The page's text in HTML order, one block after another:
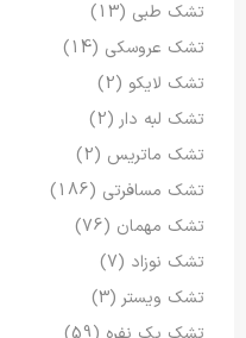
تشک طبی (13)
تشک عروسکی (14)
تشک لایکو (2)
تشک لبه دار (2)
تشک ماتریس (2)
تشک مسافرتی (186)
تشک مهمان (76)
تشک نوزاد (7)
تشک ویستر (3)